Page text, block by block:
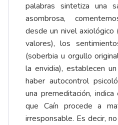
palabras sintetiza una
asombrosa,
desde un nivel axiológico
valores), los
(soberbia u orgullo
la envidia), establecen
haber autocontrol
una premeditación,
que Caín procede a
irresponsable. Es decir,